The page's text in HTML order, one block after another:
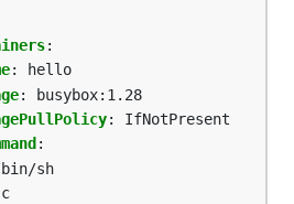
:
:
hello
:
busybox:1.28
:
IfNotPresent
:
sh